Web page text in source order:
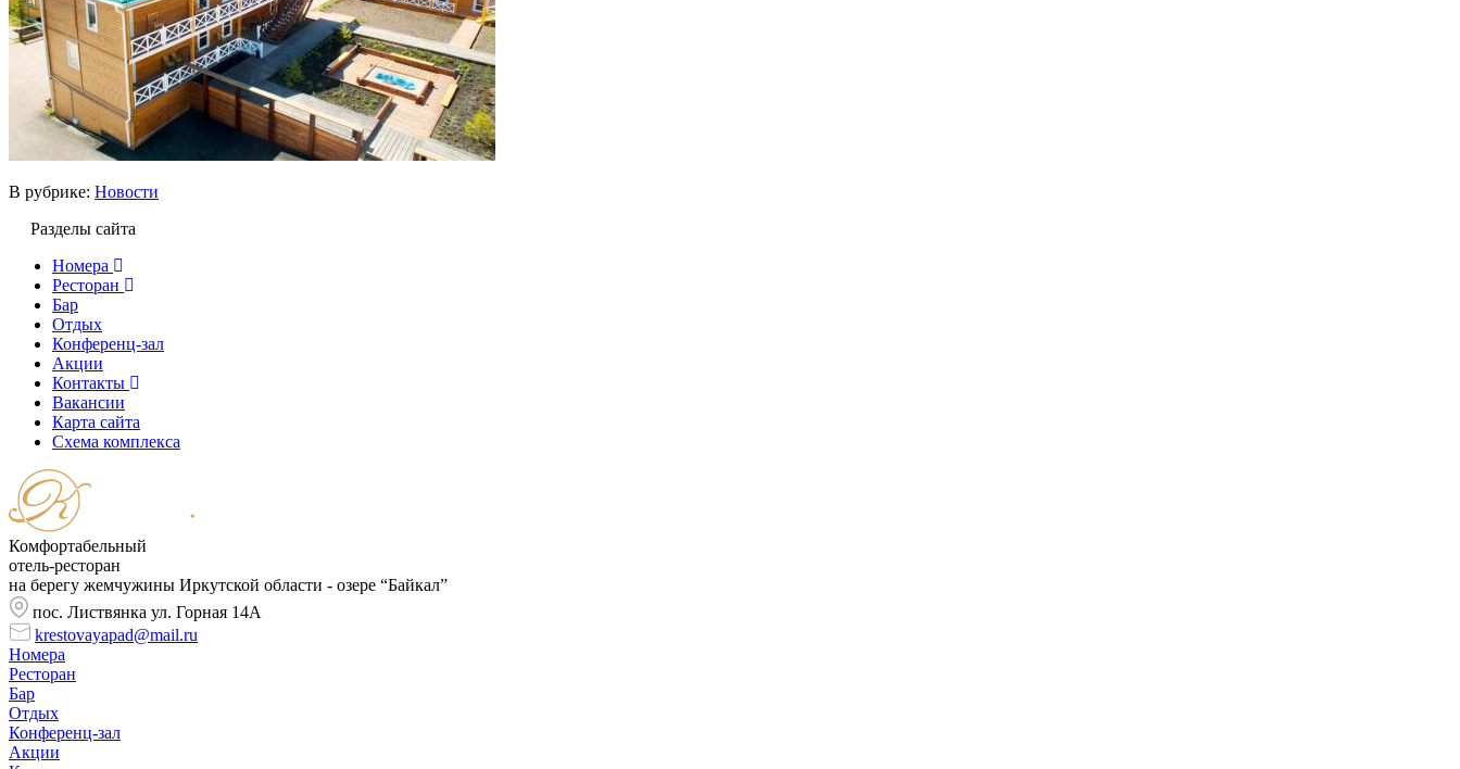
В рубрике: Новости
Разделы сайта
Номера
Ресторан
Бар
Отдых
Конференц-зал
Акции
Контакты
Вакансии
Карта сайта
Cхема комплекса
Комфортабельный
отель-ресторан
на берегу жемчужины Иркутской области - озере “Байкал”
пос. Листвянка ул. Горная 14А
krestovayapad@mail.ru
Номера
Ресторан
Бар
Отдых
Конференц-зал
Акции